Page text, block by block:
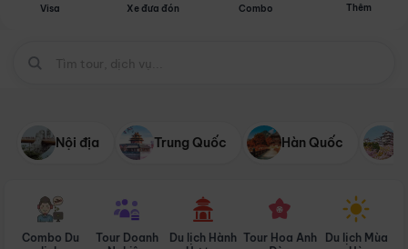
Visa Xe đưa đón Combo Thêm
Nội địa Trung Quốc Hàn Quốc
Combo Du
Tour Doanh
Du lịch Hành Tour Hoa Anh
Du lịch Mùa